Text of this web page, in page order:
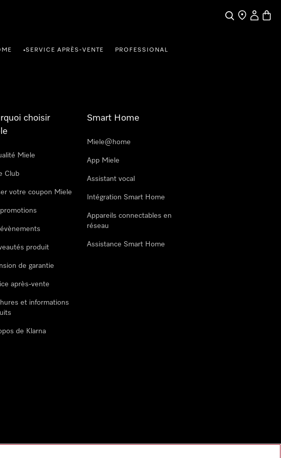
SearchFind a store
My
•SERVICE APRÈS-VENTE PROFESSIONAL
choisir
Miele
Club
votre coupon Miele
produit
de garantie
après-vente
et informations
de Klarna
Smart Home
Miele@home
App Miele
Assistant vocal
Intégration Smart Home
Appareils connectables en
réseau
Assistance Smart Home